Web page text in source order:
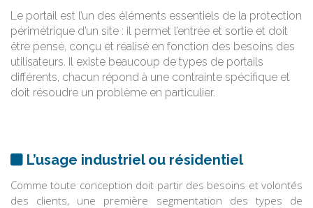
Le portail est l’un des éléments essentiels de la protection
périmétrique d’un site : il permet l’entrée et sortie et doit
être pensé, conçu et réalisé en fonction des besoins des
utilisateurs. Il existe beaucoup de types de portails
différents, chacun répond à une contrainte spécifique et
doit résoudre un problème en particulier.
L’usage industriel ou résidentiel
Comme toute conception doit partir des besoins et volontés
des clients, une première segmentation des types de